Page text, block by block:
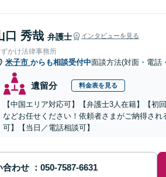
口 秀哉 弁護士 インタビューを見る
かけ法律事務所
米子市 からも相談受付中面談方法(対面・電話
遺留分 料金表を見る
【中国エリア対応可】【弁護士3人在籍】【初
などお任せください！依頼者さまがご納得さ
可】【当日／電話相談可】
合わせ